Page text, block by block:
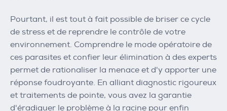
Pourtant, il est tout à fait possible de briser ce cycle
de stress et de reprendre le contrôle de votre
environnement. Comprendre le mode opératoire de
ces parasites et confier leur élimination à des experts
permet de rationaliser la menace et d'y apporter une
réponse foudroyante. En alliant diagnostic rigoureux
et traitements de pointe, vous avez la garantie
d'éradiquer le problème à la racine pour enfin